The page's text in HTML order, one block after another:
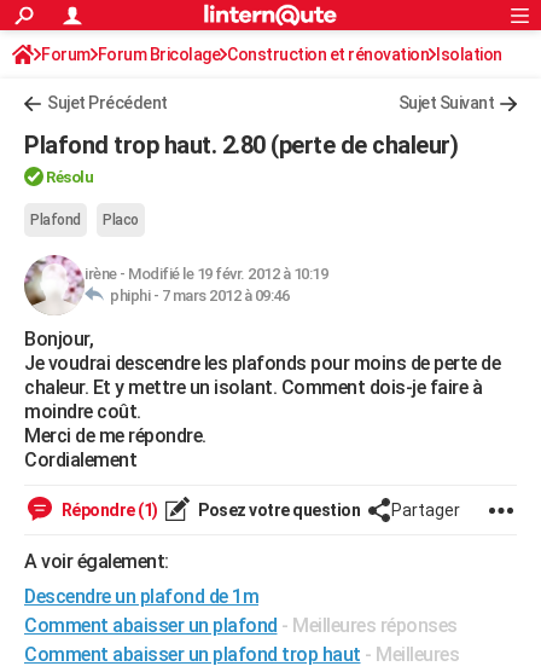
ACTUALITÉS
Politique
Société
Faits Divers
Education
Monde
Villes
+
Programme TV
TNTStreaming
Cinéma
Sorties cinéma
Musique
+FINANCE
Retraite
Impôts
Epargne
Immobilier
Risques naturels par ville
Banque
Assurance
Crédit
AUTO
Essais
Réserver un essai
Citadines
Berlines
SUV
Forum auto
+
HIGH-TECH
Mobiles
Meilleur smartphone
Internet
Ordinateurs
Jeux vidéo
Guide high-tech
Forum
Aménagement intérieur
Extérieur
Cuisine
Salle de bains
Jardinage
Rangement
WEEK-END
Guides de France
Escapades
Patrimoine
Expositions
Musées
Week-end nature
+LIFESTYLE
Art de vivre
Bien-être
Loisirs
Mode
Modes de vie
SANTE
Alimentation
Guide de la santé
Maladies
Médicaments
Sommeil
VOYAGE
Destinations
City break
Voyage nature
Voyage de noces
Forum
Climat
+PHOTO
GUIDES D'ACHAT
BONS PLANS
Rechercher
S'inscrire
Connexion
Forum Forum Bricolage Construction et rénovation Isolation
Sujet Précédent Sujet Suivant
Plafond trop haut. 2.80 (perte de chaleur)
Résolu
Plafond Placo
irène- Modifié le 19 févr. 2012 à 10:19
phiphi - 7 mars 2012 à 09:46
Bonjour,
Je voudrai descendre les plafonds pour moins de perte de
chaleur. Et y mettre un isolant. Comment dois-je faire à
moindre coût.
Merci de me répondre.
Cordialement
Répondre (1) Posez votre question Partager
A voir également:
Descendre un plafond de 1m
Comment abaisser un plafond - Meilleures réponses
Comment abaisser un plafond trop haut - Meilleures